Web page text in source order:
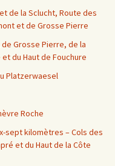
de la Sclucht, Route des
et de Grosse Pierre
Grosse Pierre, de la
du Haut de Fouchure
Platzerwaesel
Roche
sept kilomètres – Cols des
et du Haut de la Côte